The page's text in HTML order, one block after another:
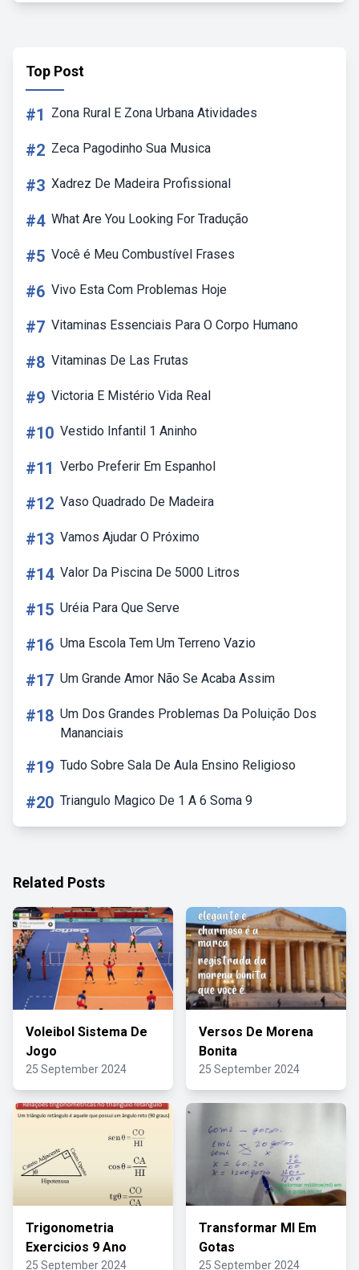
Top Post
#1 Zona Rural E Zona Urbana Atividades
#2 Zeca Pagodinho Sua Musica
#3 Xadrez De Madeira Profissional
#4 What Are You Looking For Tradução
#5 Você é Meu Combustível Frases
#6 Vivo Esta Com Problemas Hoje
#7 Vitaminas Essenciais Para O Corpo Humano
#8 Vitaminas De Las Frutas
#9 Victoria E Mistério Vida Real
#10 Vestido Infantil 1 Aninho
#11 Verbo Preferir Em Espanhol
#12 Vaso Quadrado De Madeira
#13 Vamos Ajudar O Próximo
#14 Valor Da Piscina De 5000 Litros
#15 Uréia Para Que Serve
#16 Uma Escola Tem Um Terreno Vazio
#17 Um Grande Amor Não Se Acaba Assim
#18 Um Dos Grandes Problemas Da Poluição Dos
Mananciais
#19 Tudo Sobre Sala De Aula Ensino Religioso
#20 Triangulo Magico De 1 A 6 Soma 9
Related Posts
Voleibol Sistema De
Jogo
25 September 2024
Versos De Morena
Bonita
25 September 2024
Trigonometria
Exercicios 9 Ano
25 September 2024
Transformar Ml Em
Gotas
25 September 2024